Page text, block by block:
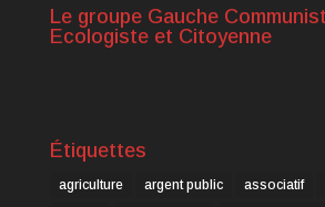
Le groupe Gauche
Ecologiste et Citoyenne
Étiquettes
agriculture argent public associatif